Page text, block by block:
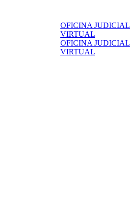
OFICINA JUDICIAL
VIRTUAL
OFICINA JUDICIAL
VIRTUAL